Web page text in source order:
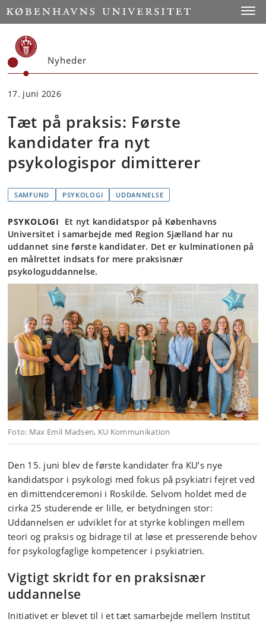
Start
Nyheder
17. juni 2026
Tæt på praksis: Første
kandidater fra nyt
psykologispor dimitterer
SAMFUND PSYKOLOGI UDDANNELSE
PSYKOLOGI
Et nyt kandidatspor på Københavns
Universitet i samarbejde med Region Sjælland har nu
uddannet sine første kandidater. Det er kulminationen på
en målrettet indsats for mere praksisnær
psykologuddannelse.
Foto: Max Emil Madsen, KU Kommunikation
Den 15. juni blev de første kandidater fra KU’s nye
kandidatspor i psykologi med fokus på psykiatri fejret ved
en dimittendceremoni i Roskilde. Selvom holdet med de
cirka 25 studerende er lille, er betydningen stor:
Uddannelsen er udviklet for at styrke koblingen mellem
teori og praksis og bidrage til at løse et presserende behov
for psykologfaglige kompetencer i psykiatrien.
Vigtigt skridt for en praksisnær
uddannelse
Initiativet er blevet til i et tæt samarbejde mellem Institut